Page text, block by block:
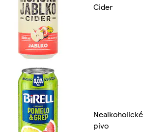
Cider
Nealkoholické
pivo